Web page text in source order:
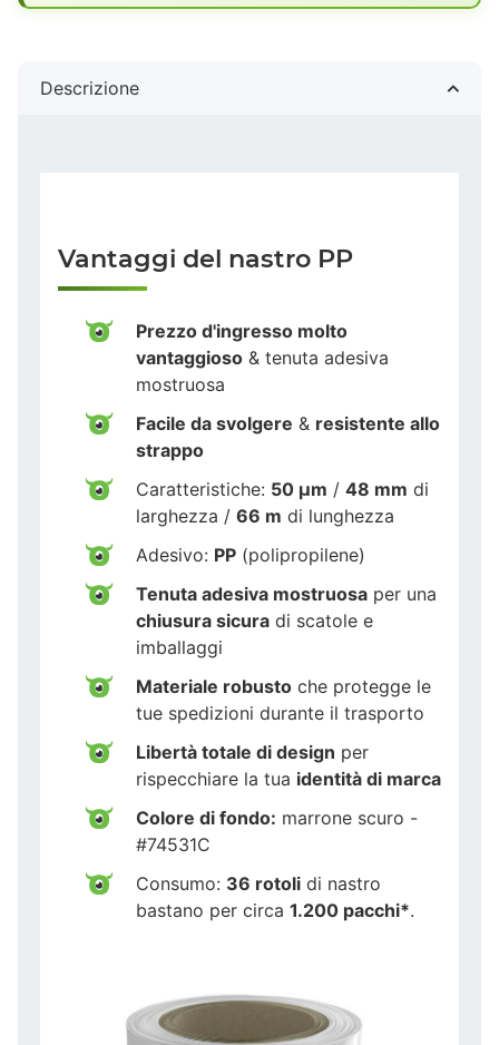
Descrizione
Vantaggi del nastro PP
Prezzo d'ingresso molto
vantaggioso & tenuta adesiva
mostruosa
Facile da svolgere & resistente allo
strappo
Caratteristiche: 50 µm / 48 mm di
larghezza / 66 m di lunghezza
Adesivo: PP (polipropilene)
Tenuta adesiva mostruosa per una
chiusura sicura di scatole e
imballaggi
Materiale robusto che protegge le
tue spedizioni durante il trasporto
Libertà totale di design per
rispecchiare la tua identità di marca
Colore di fondo: marrone scuro -
#74531C
Consumo: 36 rotoli di nastro
bastano per circa 1.200 pacchi*.